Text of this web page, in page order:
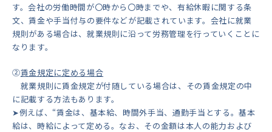
す。会社の労働時間が〇時から〇時までや、有給休暇に関する条
文、賃金や手当付与の要件などが記載されています。会社に就業
規則がある場合は、就業規則に沿って労務管理を行っていくことに
なります。
②賃金規定に定める場合
就業規則に賃金規定が付随している場合は、その賃金規定の中
に記載する方法もあります。
➤例えば、“賃金は、基本給、時間外手当、通勤手当とする。基本
給は、時給によって定める。なお、その金額は本人の能力および